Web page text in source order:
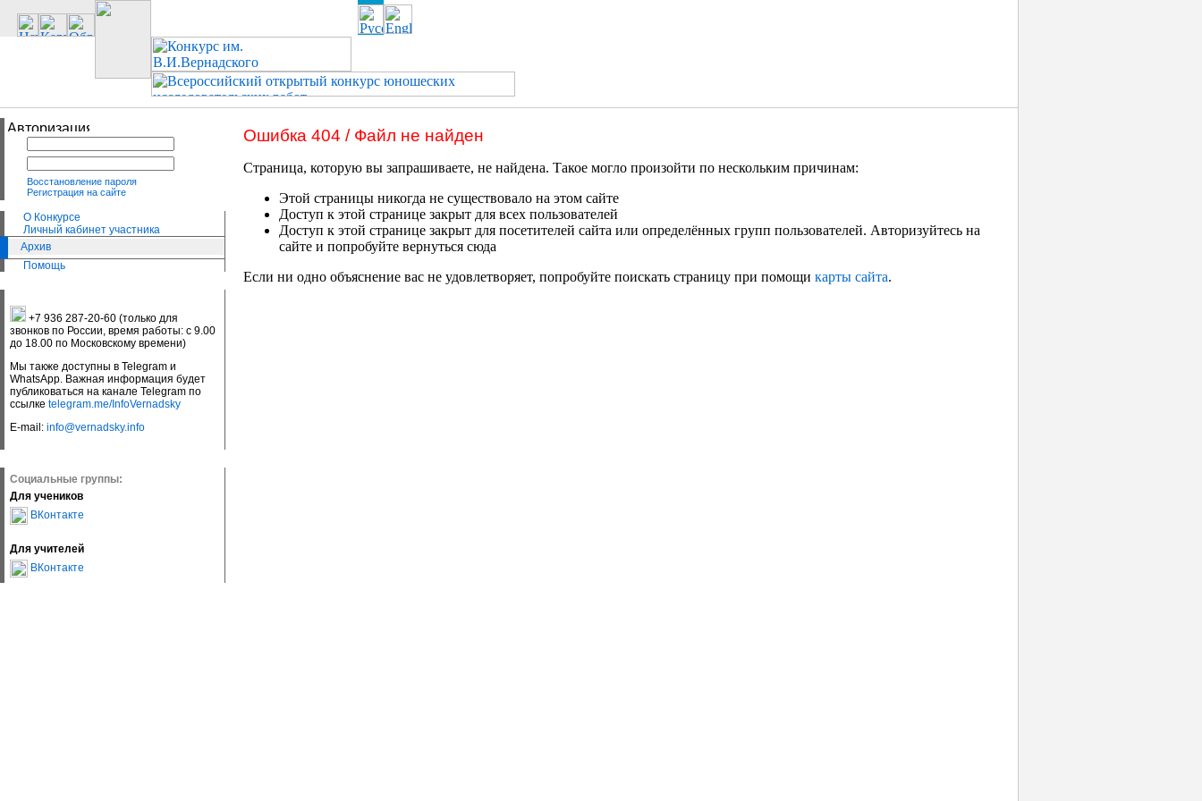
Восстановление пароля
Регистрация на сайте
О Конкурсе
Личный кабинет участника
Архив
Помощь
+7 936 287-20-60 (только для
звонков по России, время работы: с 9.00
до 18.00 по Московскому времени)
Мы также доступны в Telegram и
WhatsApp. Важная информация будет
публиковаться на канале Telegram по
ссылке telegram.me/InfoVernadsky
E-mail: info@vernadsky.info
Социальные группы:
Для учеников
ВКонтакте
Для учителей
ВКонтакте
Ошибка 404 / Файл не найден
Страница, которую вы запрашиваете, не найдена. Такое могло произойти по нескольким причинам:
Этой страницы никогда не существовало на этом сайте
Доступ к этой странице закрыт для всех пользователей
Доступ к этой странице закрыт для посетителей сайта или определённых групп пользователей. Авторизуйтесь на
сайте и попробуйте вернуться сюда
Если ни одно объяснение вас не удовлетворяет, попробуйте поискать страницу при помощи карты сайта.